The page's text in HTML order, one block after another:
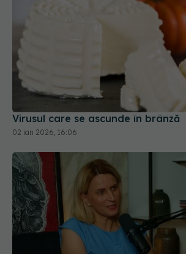
Virusul care se ascunde în brânză
02 ian 2026, 16:06